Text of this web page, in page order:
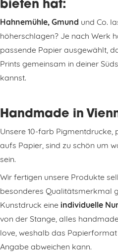
bieten hat:
Hahnemühle, Gmund und Co.
höherschlagen? Je nach Werk
passende Papier ausgewählt,
Prints gemeinsam in deiner
kannst.
Handmade in
Unsere 10-farb
aufs Papier, sind zu schön um
sein.
Wir fertigen unsere Produkte
besonderes Qualitätsmerkmal
Kunstdruck eine individuelle
von der Stange, alles
love, weshalb das
Angabe abweichen kann.